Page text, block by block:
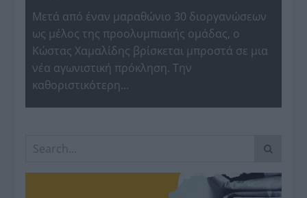
Μετά από έναν μαραθώνιο 30 διοργανώσεων
ως μέλος της προολυμπιακής ομάδας, ο
Κώστας Χαμαλίδης βρίσκεται μπροστά σε μια
νέα αγωνιστική πρόκληση. Την
καθοριστικότερη…